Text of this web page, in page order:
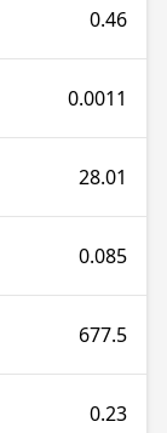
0.46
0.0011
28.01
0.085
677.5
0.23